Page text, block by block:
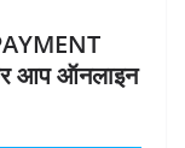
आप ऑनलाइन